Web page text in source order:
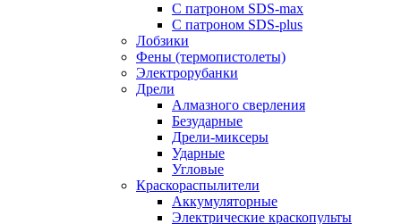
С патроном SDS-max
С патроном SDS-plus
Лобзики
Фены (термопистолеты)
Электрорубанки
Дрели
Алмазного сверления
Безударные
Дрели-миксеры
Ударные
Угловые
Краскораспылители
Аккумуляторные
Электрические краскопульты